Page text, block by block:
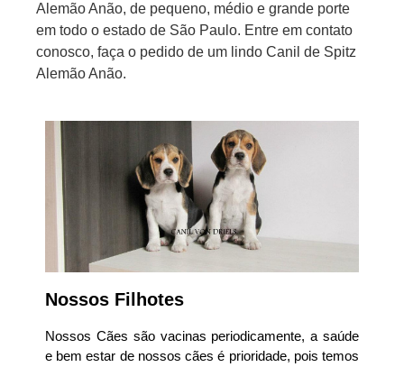
Alemão Anão, de pequeno, médio e grande porte
em todo o estado de São Paulo. Entre em contato
conosco, faça o pedido de um lindo Canil de Spitz
Alemão Anão.
Nossos Filhotes
Nossos Cães são vacinas periodicamente, a saúde
e bem estar de nossos cães é prioridade, pois temos